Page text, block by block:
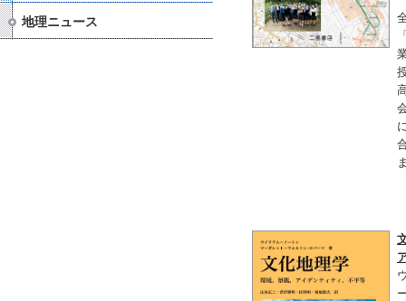
地理ニュース